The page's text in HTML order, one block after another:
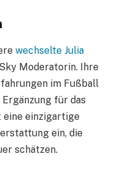
wechselte Julia
Moderatorin. Ihre
im Fußball
für das
eine einzigartige
ein, die
schätzen.